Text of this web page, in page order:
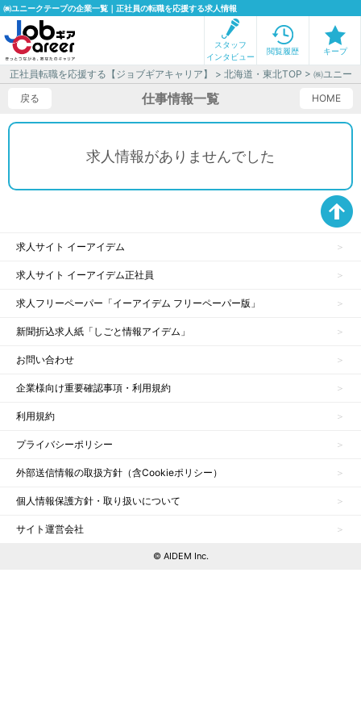
㈱ユニークテープの企業一覧｜正社員の転職を応援する求人情報
スタッフ
インタビュー
閲覧履歴 キープ
正社員転職を応援する【ジョブギアキャリア】 >北海道・東北TOP > ㈱ユニー
戻る
HOME
仕事情報一覧
求人情報がありませんでした
求人サイト イーアイデム
求人サイト イーアイデム正社員
求人フリーペーパー「イーアイデム フリーペーパー版」
新聞折込求人紙「しごと情報アイデム」
お問い合わせ
企業様向け重要確認事項・利用規約
利用規約
プライバシーポリシー
外部送信情報の取扱方針（含Cookieポリシー）
個人情報保護方針・取り扱いについて
サイト運営会社
© AIDEM Inc.